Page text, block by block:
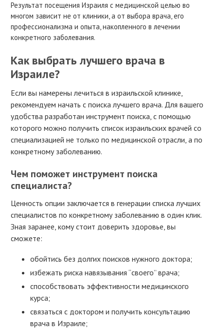
Результат посещения Израиля с медицинской целью во
многом зависит не от клиники, а от выбора врача, его
профессионализма и опыта, накопленного в лечении
конкретного заболевания.
Как выбрать лучшего врача в
Израиле?
Если вы намерены лечиться в израильской клинике,
рекомендуем начать с поиска лучшего врача. Для вашего
удобства разработан инструмент поиска, с помощью
которого можно получить список израильских врачей со
специализацией не только по медицинской отрасли, а по
конкретному заболеванию.
Чем поможет инструмент поиска
специалиста?
Ценность опции заключается в генерации списка лучших
специалистов по конкретному заболеванию в один клик.
Зная заранее, кому стоит доверить здоровье, вы
сможете:
обойтись без долгих поисков нужного доктора;
избежать риска навязывания “своего” врача;
способствовать эффективности медицинского
курса;
связаться с доктором и получить консультацию
врача в Израиле;